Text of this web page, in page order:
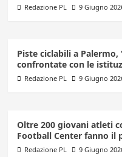
Redazione PL 9 Giugno
Piste ciclabili a
confrontate con le
Redazione PL 9 Giugno
Oltre 200 giovani atleti
Football Center fanno il
Redazione PL 9 Giugno